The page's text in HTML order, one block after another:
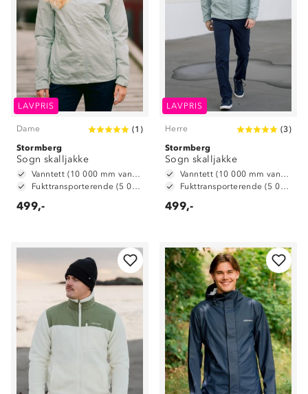
LAVPRIS
Dame (1 )
Stormberg
Sogn skalljakke
Vanntett (10 000 mm vansøyle)
Fukttransporterende (5 000 mm g/ m2/ 24t)
499,-
LAVPRIS
Herre (3)
Stormberg
Sogn skalljakke
Vanntett (10 000 mm vansøyle)
Fukttransporterende (5 000 mm g/ m2/ 24t)
499,-